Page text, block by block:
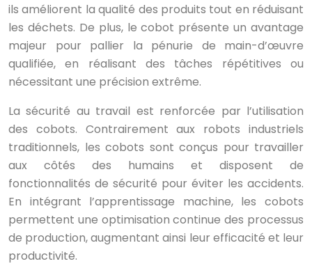
ils améliorent la qualité des produits tout en réduisant
les déchets. De plus, le cobot présente un avantage
majeur pour pallier la pénurie de main-d’œuvre
qualifiée, en réalisant des tâches répétitives ou
nécessitant une précision extrême.
La sécurité au travail est renforcée par l’utilisation
des cobots. Contrairement aux robots industriels
traditionnels, les cobots sont conçus pour travailler
aux côtés des humains et disposent de
fonctionnalités de sécurité pour éviter les accidents.
En intégrant l’apprentissage machine, les cobots
permettent une optimisation continue des processus
de production, augmentant ainsi leur efficacité et leur
productivité.